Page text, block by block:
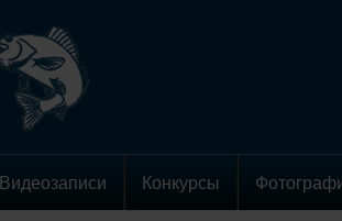
Видеозаписи Конкурсы